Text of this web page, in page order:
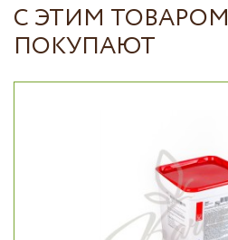
С ЭТИМ ТОВАРОМ
ПОКУПАЮТ